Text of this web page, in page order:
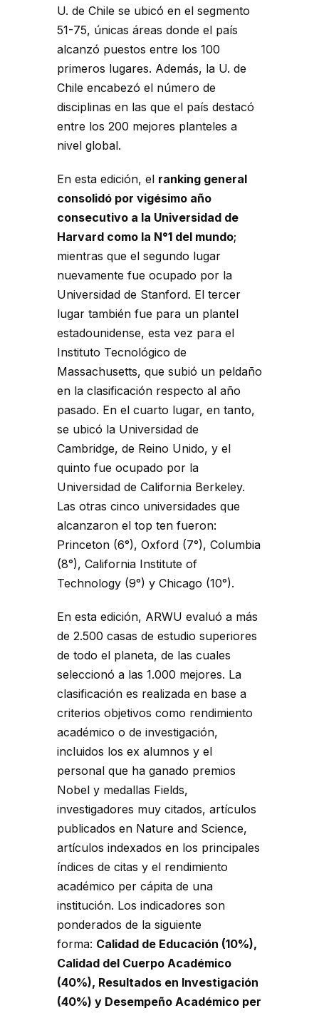
U. de Chile se ubicó en el segmento
51-75, únicas áreas donde el país
alcanzó puestos entre los 100
primeros lugares. Además, la U. de
Chile encabezó el número de
disciplinas en las que el país destacó
entre los 200 mejores planteles a
nivel global.
En esta edición, el ranking general
consolidó por vigésimo año
consecutivo a la Universidad de
Harvard como la N°1 del mundo;
mientras que el segundo lugar
nuevamente fue ocupado por la
Universidad de Stanford. El tercer
lugar también fue para un plantel
estadounidense, esta vez para el
Instituto Tecnológico de
Massachusetts, que subió un peldaño
en la clasificación respecto al año
pasado. En el cuarto lugar, en tanto,
se ubicó la Universidad de
Cambridge, de Reino Unido, y el
quinto fue ocupado por la
Universidad de California Berkeley.
Las otras cinco universidades que
alcanzaron el top ten fueron:
Princeton (6°), Oxford (7°), Columbia
(8°), California Institute of
Technology (9°) y Chicago (10°).
En esta edición, ARWU evaluó a más
de 2.500 casas de estudio superiores
de todo el planeta, de las cuales
seleccionó a las 1.000 mejores. La
clasificación es realizada en base a
criterios objetivos como rendimiento
académico o de investigación,
incluidos los ex alumnos y el
personal que ha ganado premios
Nobel y medallas Fields,
investigadores muy citados, artículos
publicados en Nature and Science,
artículos indexados en los principales
índices de citas y el rendimiento
académico per cápita de una
institución. Los indicadores son
ponderados de la siguiente
forma: Calidad de Educación (10%),
Calidad del Cuerpo Académico
(40%), Resultados en Investigación
(40%) y Desempeño Académico per